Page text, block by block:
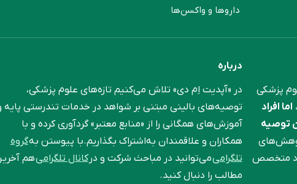
دارو‌ها و واکسن‌ها
‌پزشکی
اما افراد
توصیه
متخصص
درباره
در «آپدیت اِم دی» تلاش می‌کنیم تازه‌های علوم پزشکی،
توصیه‌های بالینی مبتنی بر شواهد در خدمات تندرستی پایه
آموزش‌های همگانی را از «منابع معتبر» گردآوری کرده و با
همکاران و علاقمندان به‌اشتراک بگذاریم.با پیوستن بهگروه
تلگرامیمی‌توانید در مباحث شرکت و درکانال تلگرامیهم
مطالب را دنبال کنید.